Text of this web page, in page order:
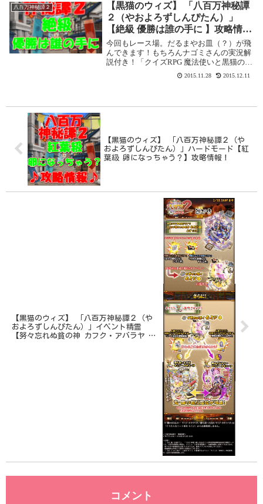
【初級 よろず誤字再び】を攻略します。八
百...
八百万神秘譚２
【黒猫のウィズ】 「八百万神秘譚
２（やおよろずしんぴたん）」
【絶級 優勝は誰の手に 】攻略情
報！
今回もレース場。だるまやお皿（？）が飛
んできます！もちろんナゴミさんの実況解
説付き！「クイズRPG 魔法使いと黒猫のウ
ィズ」で2016年1月12日まで開催されてい
る「八百万神秘譚２（やおよろずしんぴた
2015.11.28 2015.12.11
【黒猫のウィズ】 「八百万神秘譚２（や
およろずしんぴたん）」ハードモード【紅
葉級 卵になっちゃう？】攻略情報！
【黒猫のウィズ】 「八百万神秘譚２（や
およろずしんぴたん）」イベント精霊
【努々忘れぬ貧の神 カフク・アバラヤ 】
コメント